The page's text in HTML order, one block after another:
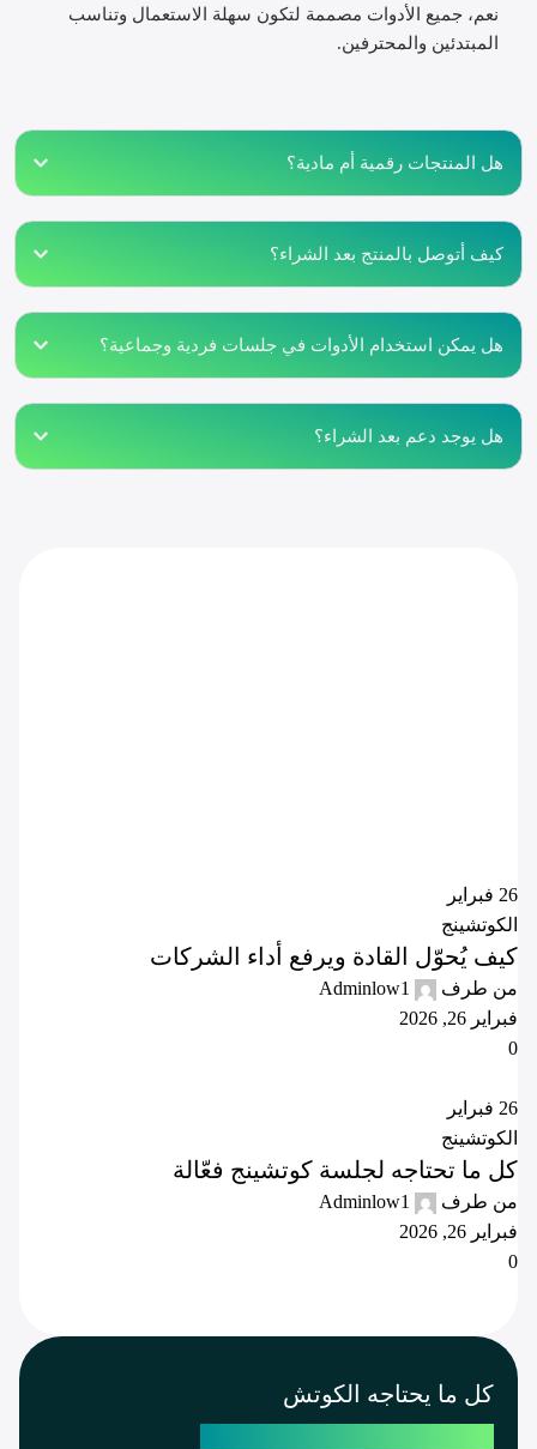
نعم، جميع الأدوات مصممة لتكون سهلة الاستعمال وتناسب
المبتدئين والمحترفين.
هل المنتجات رقمية أم مادية؟
كيف أتوصل بالمنتج بعد الشراء؟
هل يمكن استخدام الأدوات في جلسات فردية وجماعية؟
هل يوجد دعم بعد الشراء؟
26 فبراير
الكوتشينج
كيف يُحوّل القادة ويرفع أداء الشركات
من طرف
Adminlow1
فبراير 26, 2026
0
26 فبراير
الكوتشينج
كل ما تحتاجه لجلسة كوتشينج فعّالة
من طرف
Adminlow1
فبراير 26, 2026
0
كل ما يحتاجه الكوتش